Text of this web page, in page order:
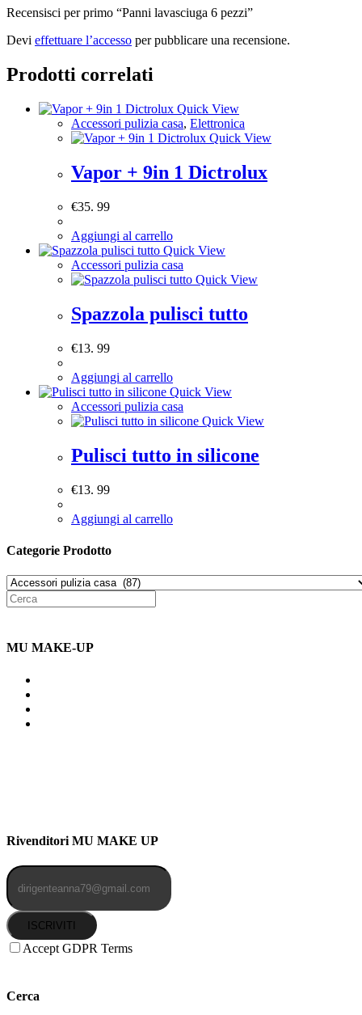
Recensisci per primo “Panni lavasciuga 6 pezzi”
Devi effettuare l’accesso per pubblicare una recensione.
Prodotti correlati
Quick View
Accessori pulizia casa, Elettronica
Quick View
Vapor + 9in 1 Dictrolux
€35. 99
Aggiungi al carrello
Quick View
Accessori pulizia casa
Quick View
Spazzola pulisci tutto
€13. 99
Aggiungi al carrello
Quick View
Accessori pulizia casa
Quick View
Pulisci tutto in silicone
€13. 99
Aggiungi al carrello
Categorie Prodotto
MU MAKE-UP
Rivenditori MU MAKE UP
ISCRIVITI
Accept GDPR Terms
Cerca